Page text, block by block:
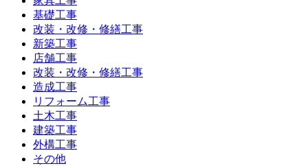
基礎工事
改装・改修・修繕工事
新築工事
店舗工事
改装・改修・修繕工事
造成工事
リフォーム工事
土木工事
建築工事
外構工事
その他